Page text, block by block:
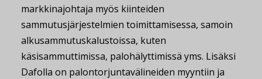
markkinajohtaja myös kiinteiden
sammutusjärjestelmien toimittamisessa, samoin
alkusammutuskalustoissa, kuten
käsisammuttimissa, palohälyttimissä yms. Lisäksi
Dafolla on palontorjuntavälineiden myyntiin ja